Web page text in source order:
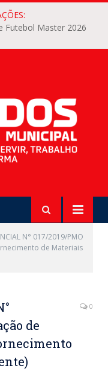
Futebol Master 2026
N° 017/2019/PMO
de Materiais
de
0